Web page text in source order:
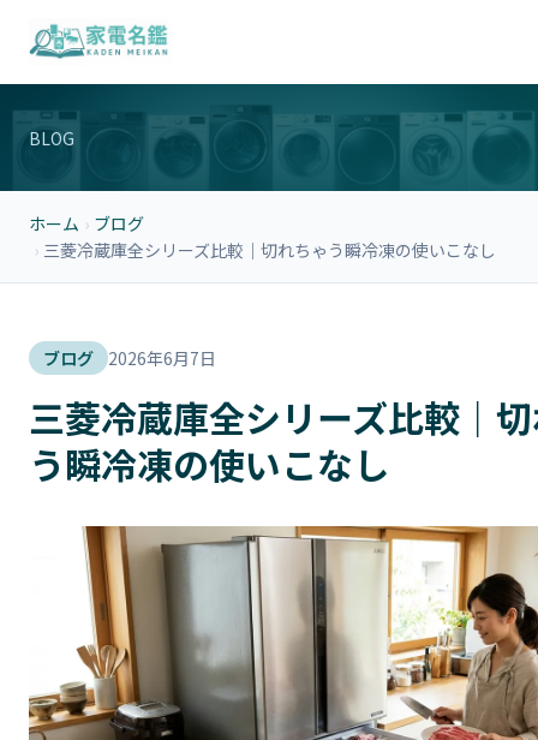
BLOG
ホーム › ブログ
› 三菱冷蔵庫全シリーズ比較｜切れちゃう瞬冷凍の使いこなし
ブログ 2026年6月7日
三菱冷蔵庫全シリーズ比較｜
う瞬冷凍の使いこなし